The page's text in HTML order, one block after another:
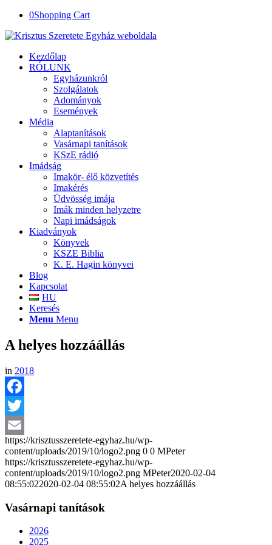
0Shopping Cart
Kezdőlap
RÓLUNK
Egyházunkról
Szolgálatok
Adományok
Események
Média
Alaptanítások
Vasárnapi tanítások
KSzE rádió
Imádság
Imakör- élő közvetítés
Imakérés
Üdvösség imája
Imák minden helyzetre
Napi imádságok
Kiadványok
Könyvek
KSZE Biblia
K. E. Hagin könyvei
Blog
Kapcsolat
HU
Keresés
Menu Menu
A helyes hozzáállás
in 2018
Facebook
Twitter
Email
https://krisztusszeretete-egyhaz.hu/wp-
content/uploads/2019/10/logo2.png 0 0 MPeter
https://krisztusszeretete-egyhaz.hu/wp-
content/uploads/2019/10/logo2.png MPeter2020-02-04
08:55:022020-02-04 08:55:02A helyes hozzáállás
Vasárnapi tanítások
2026
2025